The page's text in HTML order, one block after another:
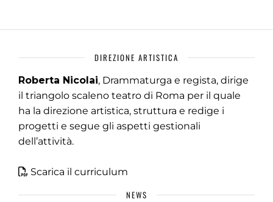
DIREZIONE ARTISTICA
Roberta Nicolai, Drammaturga e regista, dirige
il triangolo scaleno teatro di Roma per il quale
ha la direzione artistica, struttura e redige i
progetti e segue gli aspetti gestionali
dell’attività.
Scarica il curriculum
NEWS